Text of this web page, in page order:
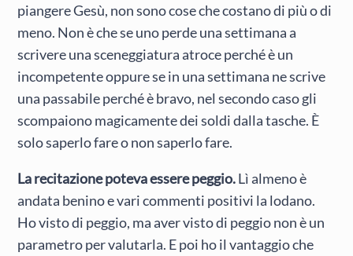
piangere Gesù, non sono cose che costano di più o di
meno. Non è che se uno perde una settimana a
scrivere una sceneggiatura atroce perché è un
incompetente oppure se in una settimana ne scrive
una passabile perché è bravo, nel secondo caso gli
scompaiono magicamente dei soldi dalla tasche. È
solo saperlo fare o non saperlo fare.
La recitazione poteva essere peggio.Lì almeno è
andata benino e vari commenti positivi la lodano.
Ho visto di peggio, ma aver visto di peggio non è un
parametro per valutarla. E poi ho il vantaggio che